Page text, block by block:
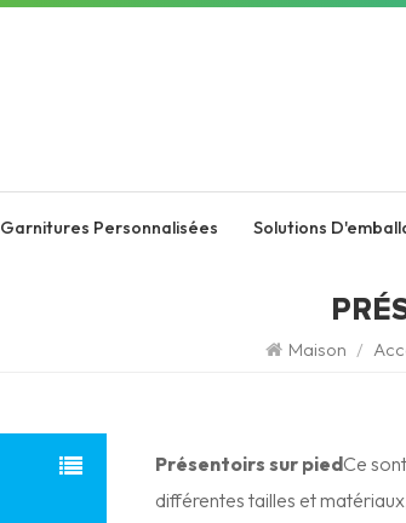
Garnitures Personnalisées Solutions
Maison /
Présentoirs sur piedCe
différentes tailles et